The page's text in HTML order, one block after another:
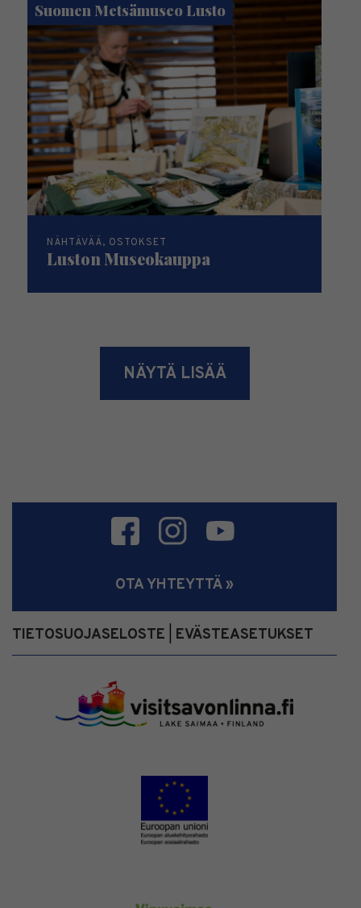
Suomen Metsämuseo Lusto
NÄHTÄVÄÄ, OSTOKSET
Luston Museokauppa
NÄYTÄ LISÄÄ
OTA YHTEYTTÄ »
TIETOSUOJASELOSTE EVÄSTEASETUKSET